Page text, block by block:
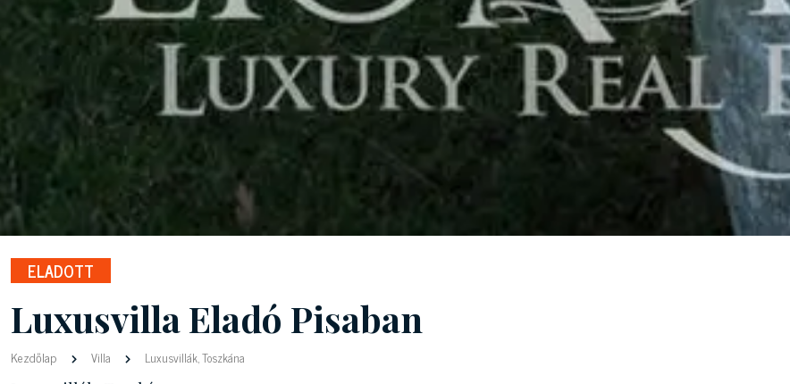
ELADOTT
Luxusvilla Eladó Pisaban
Kezdőlap Villa Luxusvillák, Toszkána